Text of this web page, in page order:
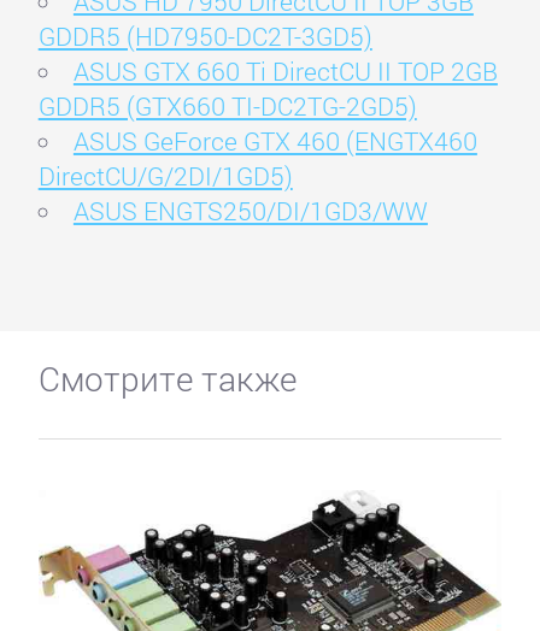
GDDR5 (HD7950-DC2T-3GD5)
ASUS GTX 660 Ti DirectCU II TOP 2GB
GDDR5 (GTX660 TI-DC2TG-2GD5)
ASUS GeForce GTX 460 (ENGTX460
DirectCU/G/2DI/1GD5)
ASUS ENGTS250/DI/1GD3/WW
Смотрите также